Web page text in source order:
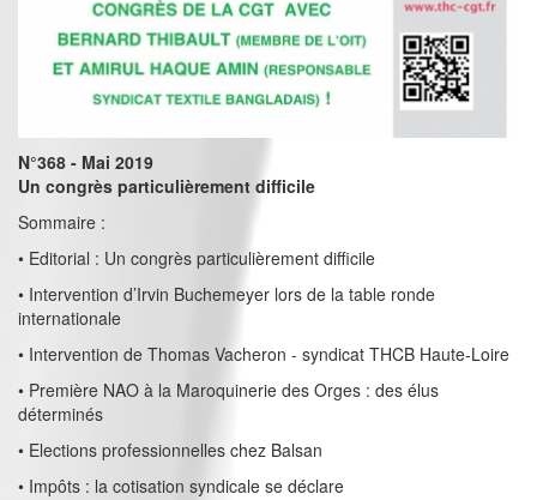
N°368 - Mai 2019
Un congrès particulièrement difficile
Sommaire :
• Editorial : Un congrès particulièrement difficile
• Intervention d’Irvin Buchemeyer lors de la table ronde
internationale
• Intervention de Thomas Vacheron - syndicat THCB Haute-Loire
• Première NAO à la Maroquinerie des Orges : des élus
déterminés
• Elections professionnelles chez Balsan
• Impôts : la cotisation syndicale se déclare